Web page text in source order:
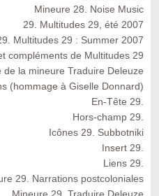
Mineure 28. Noise Music
29. Multitudes 29, été 2007
Multitudes 29 : Summer 2007
compléments de Multitudes 29
de la mineure Traduire Deleuze
(hommage à Giselle Donnard)
En-Tête 29.
Hors-champ 29.
Icônes 29. Subbotniki
Insert 29.
Liens 29.
29. Narrations postcoloniales